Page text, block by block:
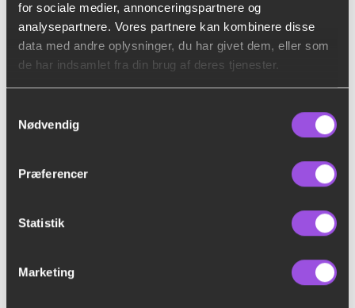
for sociale medier, annonceringspartnere og
analysepartnere. Vores partnere kan kombinere disse
data med andre oplysninger, du har givet dem, eller som
de har indsamlet fra din brug af deres tjenester.
Nødvendig
Præferencer
Statistik
Marketing
Transparent festtelt 6×15 m. med gulv inkl. op og nedtagning
Tilføj til forespørgsel